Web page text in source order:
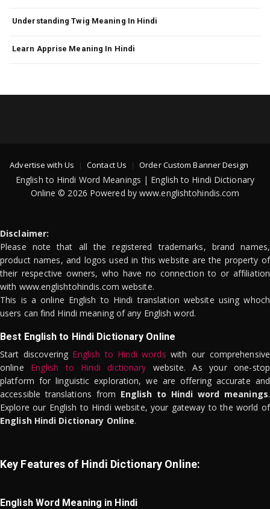
Understanding Twig Meaning In Hindi
Learn Apprise Meaning In Hindi
Advertise with Us Contact Us Order Custom Banner Design
English to Hindi Word Meanings | English to Hindi Dictionary
Online © 2026 Powered by www.englishtohindis.com
Disclaimer:
Please note that all the registered trademarks, brand names,
product names, and logos used in this website are the property of
their respective owners, who have no connection to or affiliation
with www.englishtohindis.com website.
This is a online English to Hindi translation website using whoch
users can find Hindi meaning of any English word.
Best English to Hindi Dictionary Online
Start discovering English to Hindi words with our comprehensive
online English to Hindi dictionary website. As your one-stop
platform for linguistic exploration, we are offering accurate and
accessible translations from English to Hindi word meanings.
Explore our English to Hindi website, your gateway to the world of
English Hindi Dictionary Online.
Key Features of Hindi Dictionary Online:
English Word Meaning in Hindi